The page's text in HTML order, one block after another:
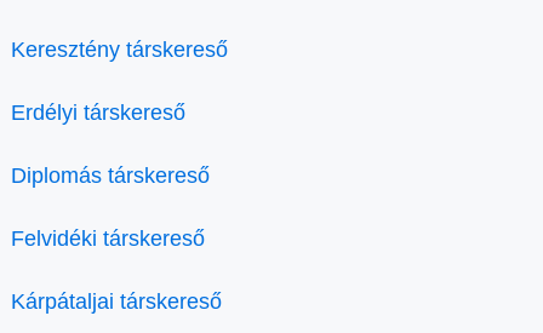
Keresztény társkereső
Erdélyi társkereső
Diplomás társkereső
Felvidéki társkereső
Kárpátaljai társkereső